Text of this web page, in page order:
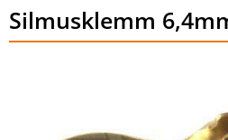
Silmusklemm